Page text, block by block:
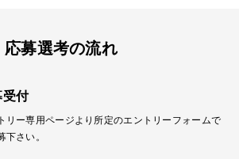
応募選考の流れ
受付
リー専用ページより所定のエントリーフォームで
下さい。